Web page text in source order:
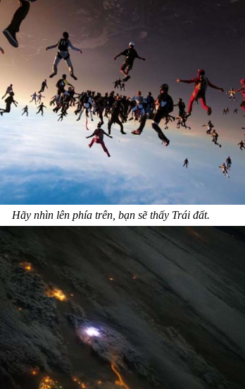
Hãy nhìn lên phía trên, bạn sẽ thấy Trái đất.